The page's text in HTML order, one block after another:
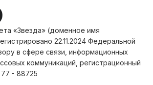
«Звезда» (доменное имя
22.11.2024 Федеральной
в сфере связи, информационных
коммуникаций, регистрационный
- 88725